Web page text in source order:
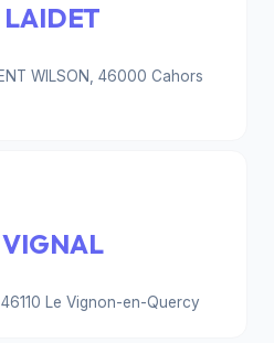
WILSON, 46000 Cahors
46110 Le Vignon-en-Quercy